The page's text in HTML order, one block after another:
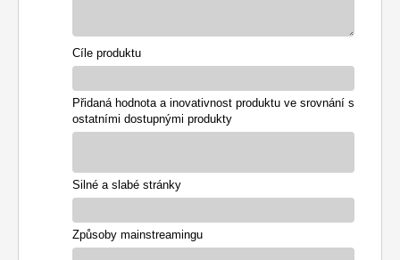
Cíle produktu
Přidaná hodnota a inovativnost produktu ve srovnání s
ostatními dostupnými produkty
Silné a slabé stránky
Způsoby mainstreamingu